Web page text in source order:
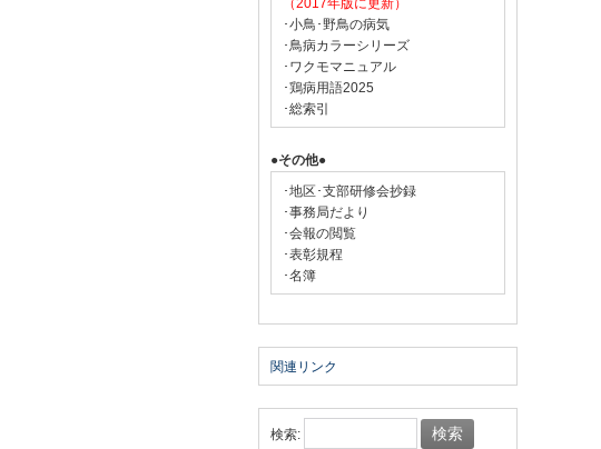
（2017年版に更新）
･小鳥･野鳥の病気
･鳥病カラーシリーズ
･ワクモマニュアル
･鶏病用語2025
･総索引
●その他●
･地区･支部研修会抄録
･事務局だより
･会報の閲覧
･表彰規程
･名簿
関連リンク
検索: